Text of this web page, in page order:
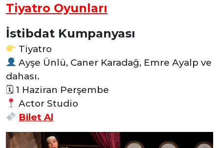
Tiyatro Oyunları
İstibdat Kumpanyası
Tiyatro
Ayşe Ünlü, Caner Karadağ, Emre Ayalp ve
dahası.
🗓 1 Haziran Perşembe
Actor Studio
Bilet Al